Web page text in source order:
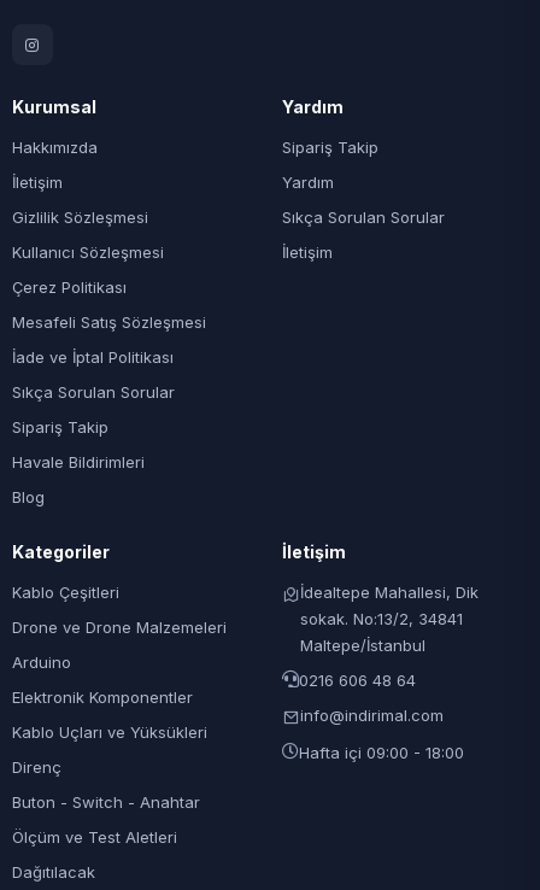
Kurumsal
Hakkımızda
İletişim
Gizlilik Sözleşmesi
Kullanıcı Sözleşmesi
Çerez Politikası
Mesafeli Satış Sözleşmesi
İade ve İptal Politikası
Sıkça Sorulan Sorular
Sipariş Takip
Havale Bildirimleri
Blog
Yardım
Sipariş Takip
Yardım
Sıkça Sorulan Sorular
İletişim
Kategoriler
Kablo Çeşitleri
Drone ve Drone Malzemeleri
Arduino
Elektronik Komponentler
Kablo Uçları ve Yüksükleri
Direnç
Buton - Switch - Anahtar
Ölçüm ve Test Aletleri
Dağıtılacak
İletişim
İdealtepe Mahallesi, Dik
sokak. No:13/2, 34841
Maltepe/İstanbul
0216 606 48 64
info@indirimal.com
Hafta içi 09:00 - 18:00